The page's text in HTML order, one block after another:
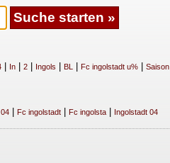
| In| 2| Ingols BL | Fc ingolstadt u%| Saison
| Fc ingolstadt| Fc ingolsta| Ingolstadt 04